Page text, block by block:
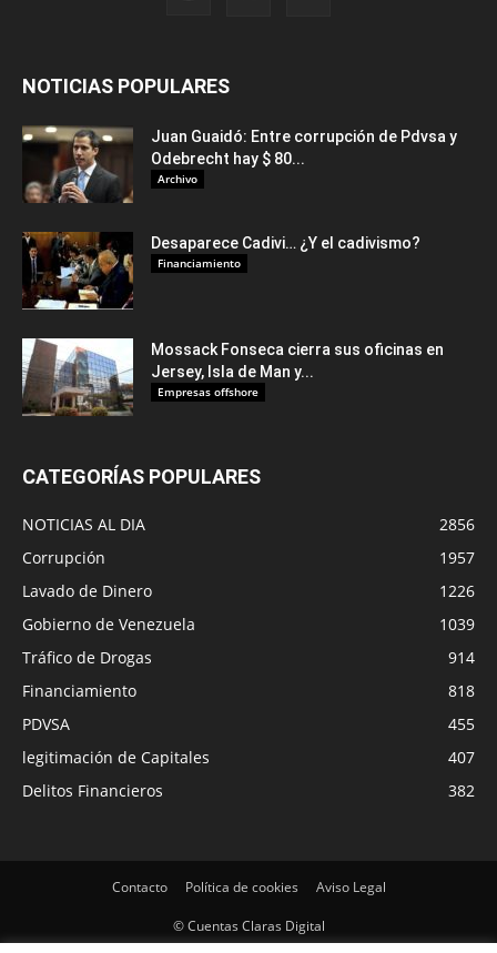
NOTICIAS POPULARES
Juan Guaidó: Entre corrupción de Pdvsa y
Odebrecht hay $ 80...
Archivo
Desaparece Cadivi… ¿Y el cadivismo?
Financiamiento
Mossack Fonseca cierra sus oficinas en
Jersey, Isla de Man y...
Empresas offshore
CATEGORÍAS POPULARES
NOTICIAS AL DIA
2856
Corrupción
1957
Lavado de Dinero
1226
Gobierno de Venezuela
1039
Tráfico de Drogas
914
Financiamiento
818
PDVSA
455
legitimación de Capitales
407
Delitos Financieros
382
Contacto Política de cookies Aviso Legal
© Cuentas Claras Digital